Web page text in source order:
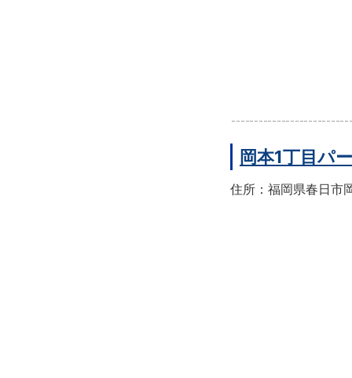
岡本1丁目パ
住所：福岡県春日市